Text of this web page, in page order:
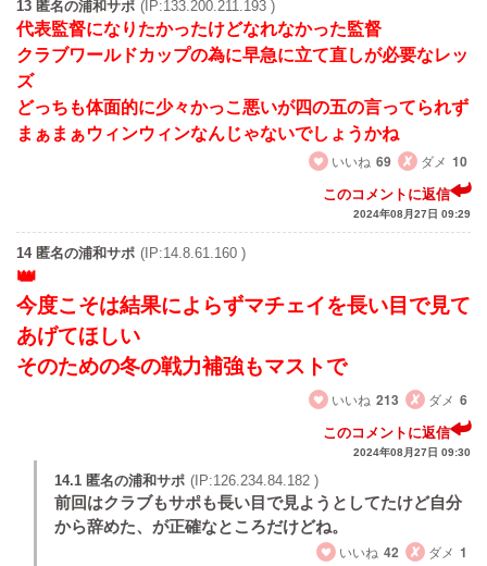
13 匿名の浦和サポ (IP:133.200.211.193 )
代表監督になりたかったけどなれなかった監督
クラブワールドカップの為に早急に立て直しが必要なレッ
ズ
どっちも体面的に少々かっこ悪いが四の五の言ってられず
まぁまぁウィンウィンなんじゃないでしょうかね
いいね 69 ダメ 10
このコメントに返信
2024年08月27日 09:29
14 匿名の浦和サポ (IP:14.8.61.160 )
今度こそは結果によらずマチェイを長い目で見て
あげてほしい
そのための冬の戦力補強もマストで
いいね 213 ダメ 6
このコメントに返信
2024年08月27日 09:30
14.1 匿名の浦和サポ (IP:126.234.84.182 )
前回はクラブもサポも長い目で見ようとしてたけど自分
から辞めた、が正確なところだけどね。
いいね 42 ダメ 1